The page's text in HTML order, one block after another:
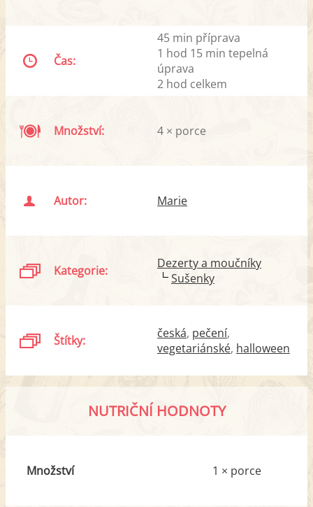
Čas:
45 min příprava
1 hod 15 min tepelná
úprava
2 hod celkem
Množství: 4 × porce
Autor: Marie
Kategorie:
Dezerty a moučníky
Sušenky
Štítky: česká pečení
vegetariánské halloween
NUTRIČNÍ HODNOTY
Množství 1 × porce